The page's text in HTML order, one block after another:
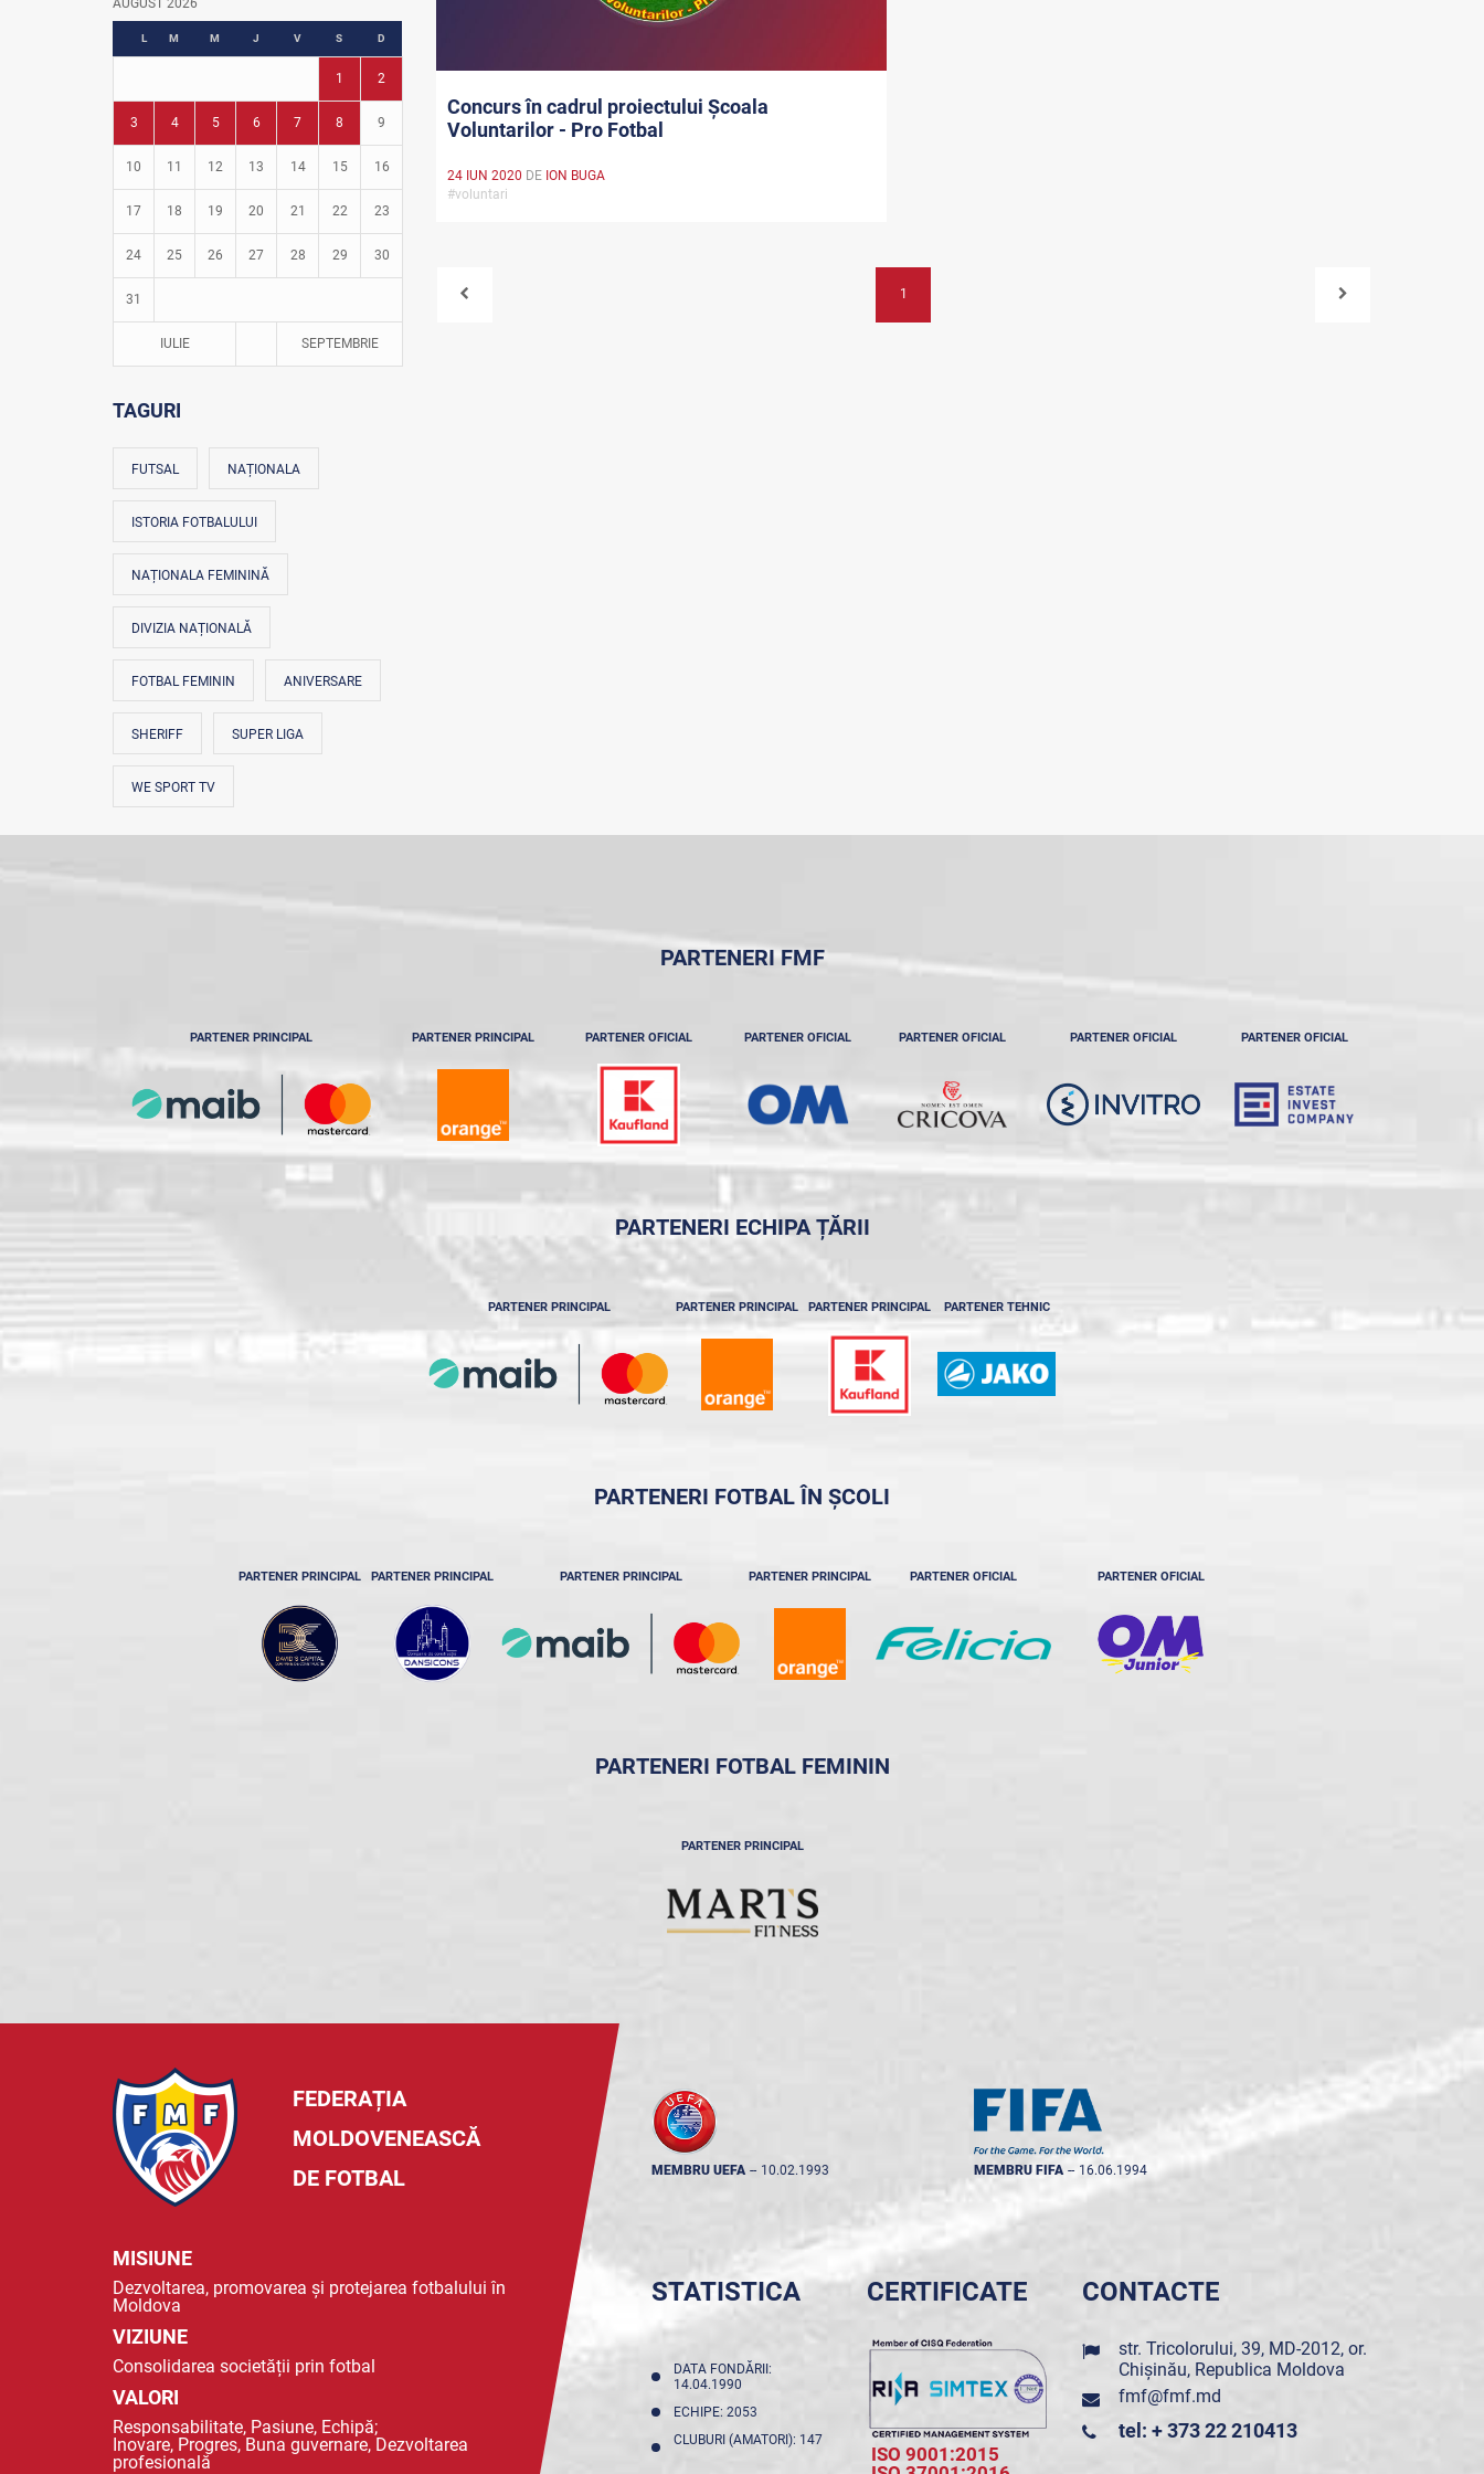
Fotbal în grădinițe
AUGUST 2026
L M M J V S D
1 2
3 4 5 6 7 8 9
10 11 12 13 14 15 16
17 18 19 20 21 22 23
24 25 26 27 28 29 30
31
IULIE SEPTEMBRIE
TAGURI
FUTSAL NAȚIONALA
ISTORIA FOTBALULUI
NAȚIONALA FEMININĂ
DIVIZIA NAȚIONALĂ
FOTBAL FEMININ ANIVERSARE
SHERIFF SUPER LIGA
WE SPORT TV
Concurs în cadrul proiectului Şcoala
Voluntarilor - Pro Fotbal
24 IUN 2020 DE ION BUGA
#voluntari
1
PARTENERI FMF
PARTENER PRINCIPAL PARTENER PRINCIPAL PARTENER OFICIAL PARTENER OFICIAL PARTENER OFICIAL PARTENER OFICIAL PARTENER OFICIAL
PARTENERI ECHIPA ȚĂRII
PARTENER PRINCIPAL PARTENER PRINCIPAL PARTENER PRINCIPAL PARTENER TEHNIC
PARTENERI FOTBAL ÎN ȘCOLI
PARTENER PRINCIPAL PARTENER PRINCIPAL PARTENER PRINCIPAL PARTENER PRINCIPAL PARTENER OFICIAL PARTENER OFICIAL
PARTENERI FOTBAL FEMININ
PARTENER PRINCIPAL
FEDERAȚIA
MOLDOVENEASCĂ
DE FOTBAL
MISIUNE
Dezvoltarea, promovarea și protejarea fotbalului în
Moldova
VIZIUNE
Consolidarea societății prin fotbal
VALORI
Responsabilitate, Pasiune, Echipă;
Inovare, Progres, Buna guvernare, Dezvoltarea
profesională
MEMBRU UEFA -- 10.02.1993 MEMBRU FIFA -- 16.06.1994
STATISTICA
DATA FONDĂRII:
14.04.1990
ECHIPE: 2053
CLUBURI (AMATORI): 147
CERTIFICATE
ISO 9001:2015
CONTACTE
str. Tricolorului, 39, MD-2012, or.
Chișinău, Republica Moldova
fmf@fmf.md
tel: + 373 22 210413